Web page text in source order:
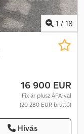
1 / 18
16 900 EUR
Fix ár plusz ÁFA-val
(20 280 EUR bruttó)
Hívás